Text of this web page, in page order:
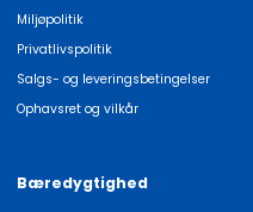
Miljøpolitik
Privatlivspolitik
Salgs- og leveringsbetingelser
Ophavsret og vilkår
Bæredygtighed